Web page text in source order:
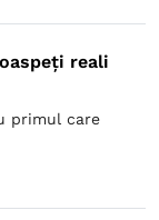
reali
primul care